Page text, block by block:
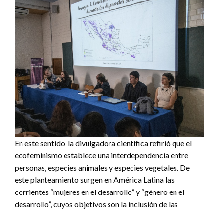
En este sentido, la divulgadora científica refirió que el
ecofeminismo establece una interdependencia entre
personas, especies animales y especies vegetales. De
este planteamiento surgen en América Latina las
corrientes “mujeres en el desarrollo” y “género en el
desarrollo”, cuyos objetivos son la inclusión de las